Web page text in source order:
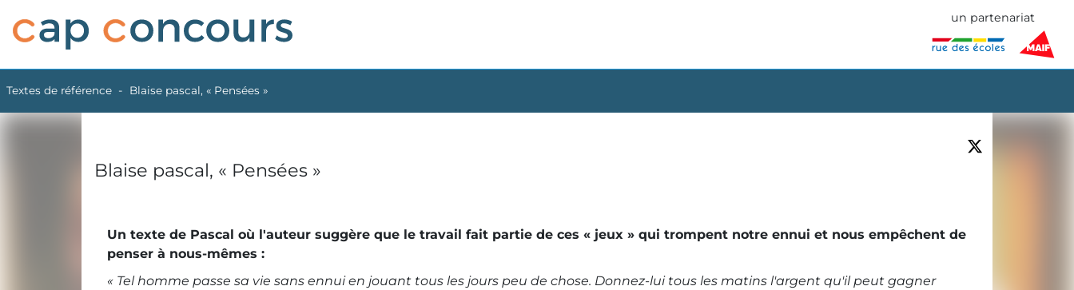
un partenariat
Textes de référence Blaise pascal, « Pensées »
Blaise pascal, « Pensées »
Un texte de Pascal où l'auteur suggère que le travail fait partie de ces « jeux » qui trompent notre ennui et nous empêchent de
penser à nous-mêmes :
« Tel homme passe sa vie sans ennui en jouant tous les jours peu de chose. Donnez-lui tous les matins l'argent qu'il peut gagner